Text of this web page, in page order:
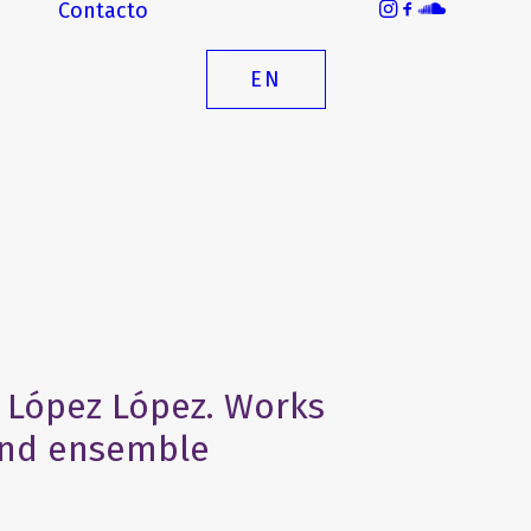
Contacto
EN
López. Works
ensemble